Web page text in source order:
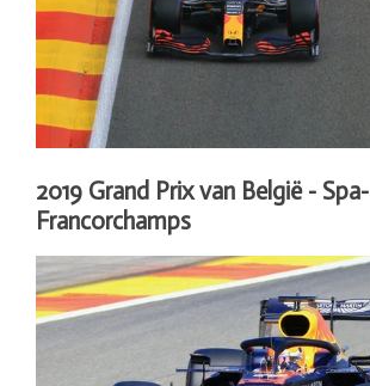
2019 Grand Prix van België - Spa-
Francorchamps